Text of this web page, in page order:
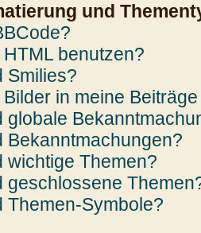
und
benutzen?
Smilies?
in meine
globale
Bekanntmachungen?
wichtige Themen?
geschlossene
Themen-Symbole?